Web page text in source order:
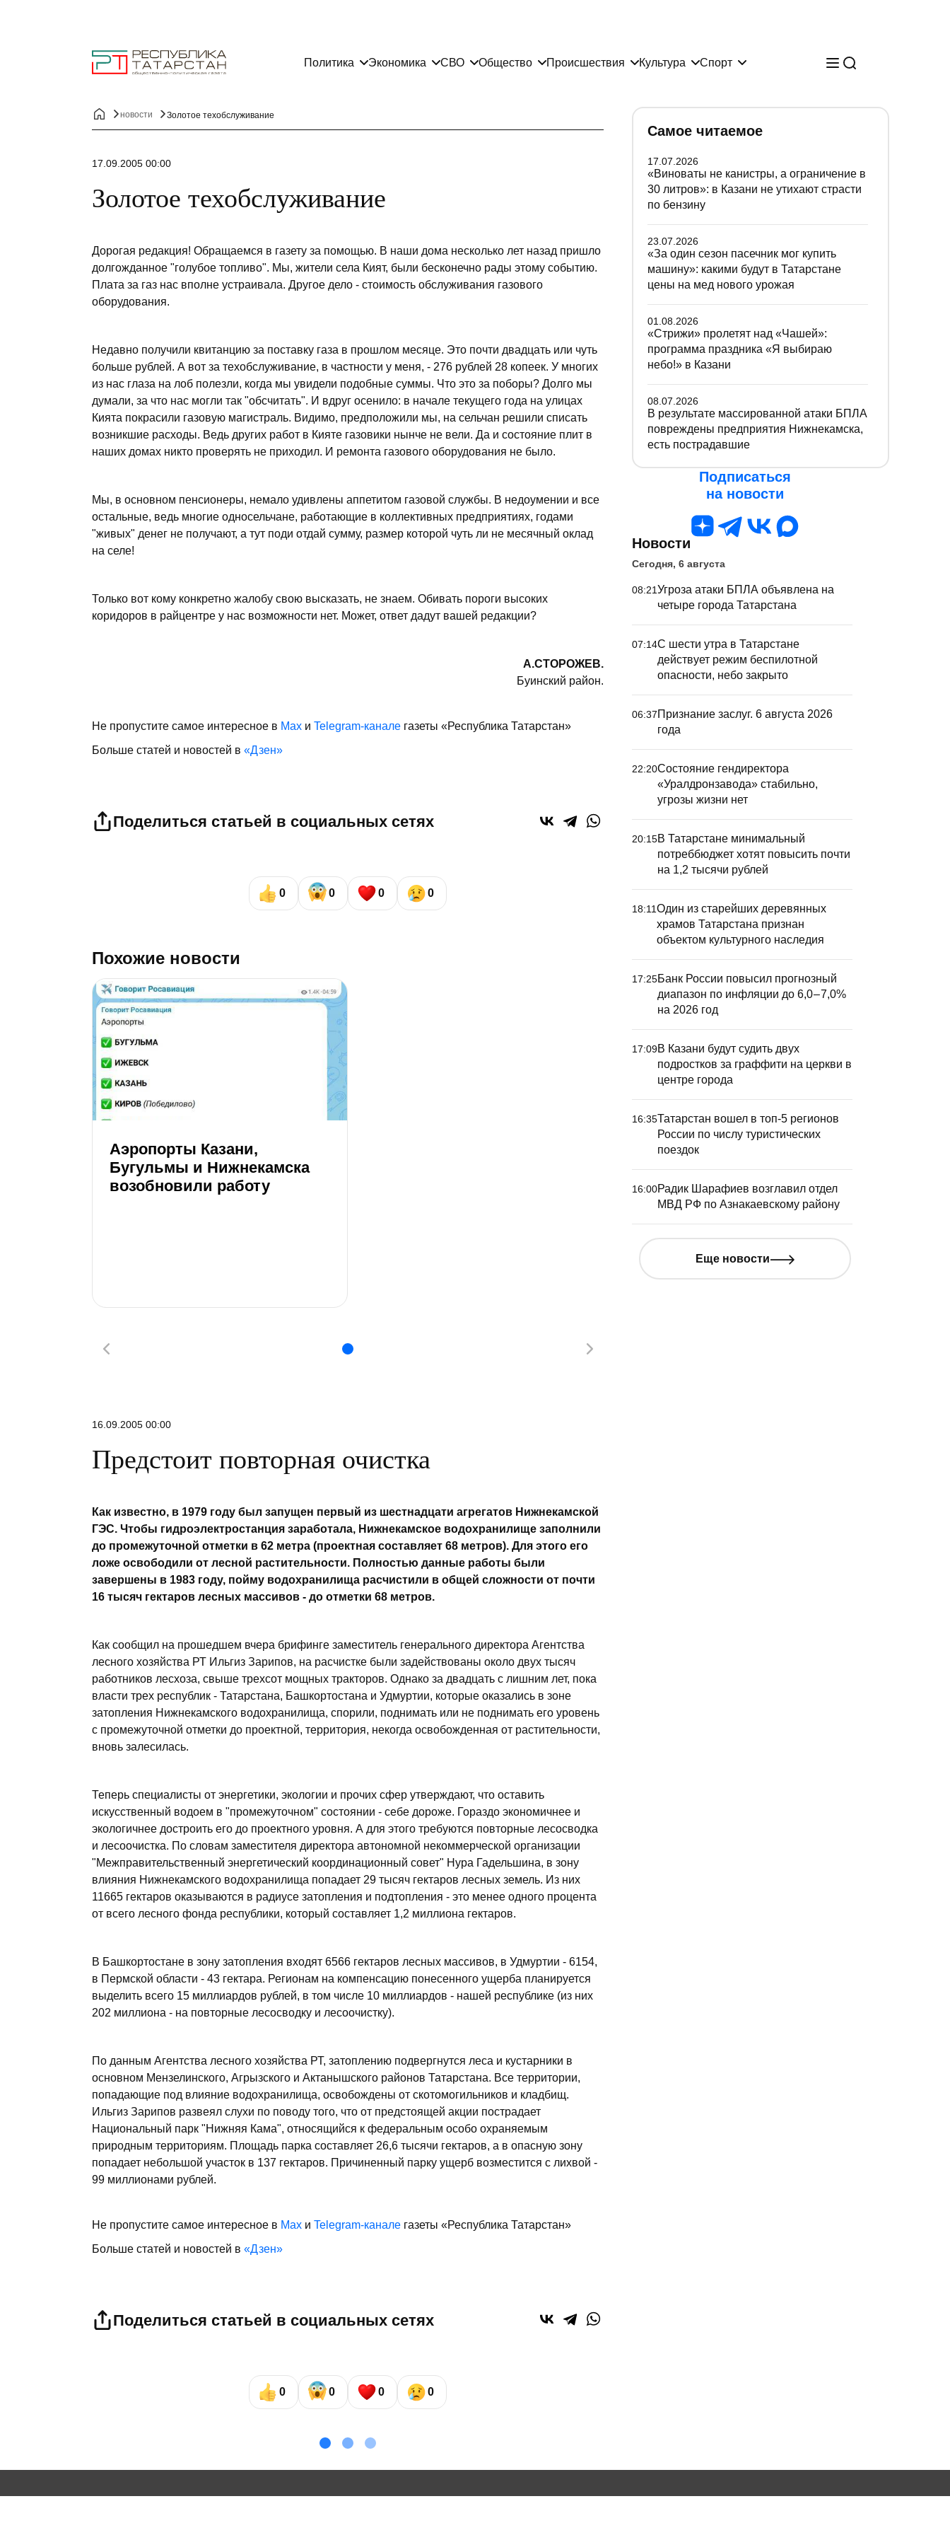
Политика Экономика СВО Общество Происшествия Культура Спорт
новости Золотое техобслуживание
17.09.2005 00:00
Золотое техобслуживание
Дорогая редакция! Обращаемся в газету за помощью. В наши дома несколько лет назад пришло
долгожданное "голубое топливо". Мы, жители села Кият, были бесконечно рады этому событию.
Плата за газ нас вполне устраивала. Другое дело - стоимость обслуживания газового
оборудования.
Недавно получили квитанцию за поставку газа в прошлом месяце. Это почти двадцать или чуть
больше рублей. А вот за техобслуживание, в частности у меня, - 276 рублей 28 копеек. У многих
из нас глаза на лоб полезли, когда мы увидели подобные суммы. Что это за поборы? Долго мы
думали, за что нас могли так "обсчитать". И вдруг осенило: в начале текущего года на улицах
Кията покрасили газовую магистраль. Видимо, предположили мы, на сельчан решили списать
возникшие расходы. Ведь других работ в Кияте газовики нынче не вели. Да и состояние плит в
наших домах никто проверять не приходил. И ремонта газового оборудования не было.
Мы, в основном пенсионеры, немало удивлены аппетитом газовой службы. В недоумении и все
остальные, ведь многие односельчане, работающие в коллективных предприятиях, годами
"живых" денег не получают, а тут поди отдай сумму, размер которой чуть ли не месячный оклад
на селе!
Только вот кому конкретно жалобу свою высказать, не знаем. Обивать пороги высоких
коридоров в райцентре у нас возможности нет. Может, ответ дадут вашей редакции?
А.СТОРОЖЕВ.
Буинский район.
Не пропустите самое интересное в Max и Telegram-канале газеты «Республика Татарстан»
Больше статей и новостей в «Дзен»
Поделиться статьей в социальных сетях
0 0 0 0
Похожие новости
Аэропорты Казани,
Бугульмы и Нижнекамска
возобновили работу
16.09.2005 00:00
Предстоит повторная очистка
Как известно, в 1979 году был запущен первый из шестнадцати агрегатов Нижнекамской
ГЭС. Чтобы гидроэлектростанция заработала, Нижнекамское водохранилище заполнили
до промежуточной отметки в 62 метра (проектная составляет 68 метров). Для этого его
ложе освободили от лесной растительности. Полностью данные работы были
завершены в 1983 году, пойму водохранилища расчистили в общей сложности от почти
16 тысяч гектаров лесных массивов - до отметки 68 метров.
Как сообщил на прошедшем вчера брифинге заместитель генерального директора Агентства
лесного хозяйства РТ Ильгиз Зарипов, на расчистке были задействованы около двух тысяч
работников лесхоза, свыше трехсот мощных тракторов. Однако за двадцать с лишним лет, пока
власти трех республик - Татарстана, Башкортостана и Удмуртии, которые оказались в зоне
затопления Нижнекамского водохранилища, спорили, поднимать или не поднимать его уровень
с промежуточной отметки до проектной, территория, некогда освобожденная от растительности,
вновь залесилась.
Теперь специалисты от энергетики, экологии и прочих сфер утверждают, что оставить
искусственный водоем в "промежуточном" состоянии - себе дороже. Гораздо экономичнее и
экологичнее достроить его до проектного уровня. А для этого требуются повторные лесосводка
и лесоочистка. По словам заместителя директора автономной некоммерческой организации
"Межправительственный энергетический координационный совет" Нура Гадельшина, в зону
влияния Нижнекамского водохранилища попадает 29 тысяч гектаров лесных земель. Из них
11665 гектаров оказываются в радиусе затопления и подтопления - это менее одного процента
от всего лесного фонда республики, который составляет 1,2 миллиона гектаров.
В Башкортостане в зону затопления входят 6566 гектаров лесных массивов, в Удмуртии - 6154,
в Пермской области - 43 гектара. Регионам на компенсацию понесенного ущерба планируется
выделить всего 15 миллиардов рублей, в том числе 10 миллиардов - нашей республике (из них
202 миллиона - на повторные лесосводку и лесоочистку).
По данным Агентства лесного хозяйства РТ, затоплению подвергнутся леса и кустарники в
основном Мензелинского, Агрызского и Актанышского районов Татарстана. Все территории,
попадающие под влияние водохранилища, освобождены от скотомогильников и кладбищ.
Ильгиз Зарипов развеял слухи по поводу того, что от предстоящей акции пострадает
Национальный парк "Нижняя Кама", относящийся к федеральным особо охраняемым
природным территориям. Площадь парка составляет 26,6 тысячи гектаров, а в опасную зону
попадает небольшой участок в 137 гектаров. Причиненный парку ущерб возместится с лихвой -
99 миллионами рублей.
Не пропустите самое интересное в Max и Telegram-канале газеты «Республика Татарстан»
Больше статей и новостей в «Дзен»
Поделиться статьей в социальных сетях
0 0 0 0
Самое читаемое
17.07.2026
«Виноваты не канистры, а ограничение в
30 литров»: в Казани не утихают страсти
по бензину
23.07.2026
«За один сезон пасечник мог купить
машину»: какими будут в Татарстане
цены на мед нового урожая
01.08.2026
«Стрижи» пролетят над «Чашей»:
программа праздника «Я выбираю
небо!» в Казани
08.07.2026
В результате массированной атаки БПЛА
повреждены предприятия Нижнекамска,
есть пострадавшие
Подписаться
на новости
Новости
Сегодня, 6 августа
08:21Угроза атаки БПЛА объявлена на
четыре города Татарстана
07:14С шести утра в Татарстане
действует режим беспилотной
опасности, небо закрыто
06:37Признание заслуг. 6 августа 2026
года
22:20Состояние гендиректора
«Уралдронзавода» стабильно,
угрозы жизни нет
20:15В Татарстане минимальный
потреббюджет хотят повысить почти
на 1,2 тысячи рублей
18:11Один из старейших деревянных
храмов Татарстана признан
объектом культурного наследия
17:25Банк России повысил прогнозный
диапазон по инфляции до 6,0 – 7,0%
на 2026 год
17:09В Казани будут судить двух
подростков за граффити на церкви в
центре города
16:35Татарстан вошел в топ-5 регионов
России по числу туристических
поездок
16:00Радик Шарафиев возглавил отдел
МВД РФ по Азнакаевскому району
Еще новости